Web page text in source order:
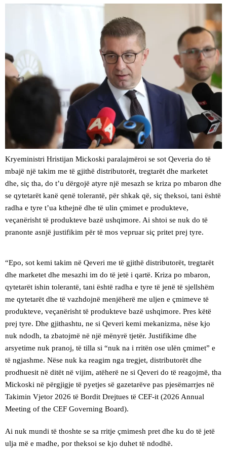
Kryeministri Hristijan Mickoski paralajmëroi se sot Qeveria do të
mbajë një takim me të gjithë distributorët, tregtarët dhe marketet
dhe, siç tha, do t’u dërgojë atyre një mesazh se kriza po mbaron dhe
se qytetarët kanë qenë tolerantë, për shkak që, siç theksoi, tani është
radha e tyre t’ua kthejnë dhe të ulin çmimet e produkteve,
veçanërisht të produkteve bazë ushqimore. Ai shtoi se nuk do të
pranonte asnjë justifikim për të mos vepruar siç pritet prej tyre.
“Epo, sot kemi takim në Qeveri me të gjithë distributorët, tregtarët
dhe marketet dhe mesazhi im do të jetë i qartë. Kriza po mbaron,
qytetarët ishin tolerantë, tani është radha e tyre të jenë të sjellshëm
me qytetarët dhe të vazhdojnë menjëherë me uljen e çmimeve të
produkteve, veçanërisht të produkteve bazë ushqimore. Pres këtë
prej tyre. Dhe gjithashtu, ne si Qeveri kemi mekanizma, nëse kjo
nuk ndodh, ta zbatojmë në një mënyrë tjetër. Justifikime dhe
arsyetime nuk pranoj, të tilla si “nuk na i rritën ose ulën çmimet” e
të ngjashme. Nëse nuk ka reagim nga tregjet, distributorët dhe
prodhuesit në ditët në vijim, atëherë ne si Qeveri do të reagojmë, tha
Mickoski në përgjigje të pyetjes së gazetarëve pas pjesëmarrjes në
Takimin Vjetor 2026 të Bordit Drejtues të CEF-it (2026 Annual
Meeting of the CEF Governing Board).
Ai nuk mundi të thoshte se sa rritje çmimesh pret dhe ku do të jetë
ulja më e madhe, por theksoi se kjo duhet të ndodhë.